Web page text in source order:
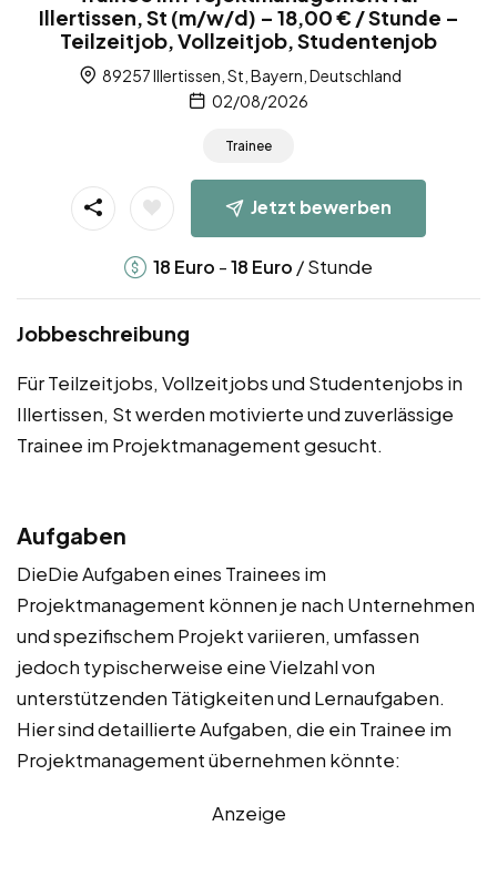
Illertissen, St (m/w/d) – 18,00 € / Stunde –
Teilzeitjob, Vollzeitjob, Studentenjob
89257 Illertissen, St, Bayern, Deutschland
02/08/2026
Trainee
Jetzt bewerben
18 Euro -18 Euro / Stunde
Jobbeschreibung
Für Teilzeitjobs, Vollzeitjobs und Studentenjobs in
Illertissen, St werden motivierte und zuverlässige
Trainee im Projektmanagement gesucht.
Aufgaben
DieDie Aufgaben eines Trainees im
Projektmanagement können je nach Unternehmen
und spezifischem Projekt variieren, umfassen
jedoch typischerweise eine Vielzahl von
unterstützenden Tätigkeiten und Lernaufgaben.
Hier sind detaillierte Aufgaben, die ein Trainee im
Projektmanagement übernehmen könnte:
Anzeige